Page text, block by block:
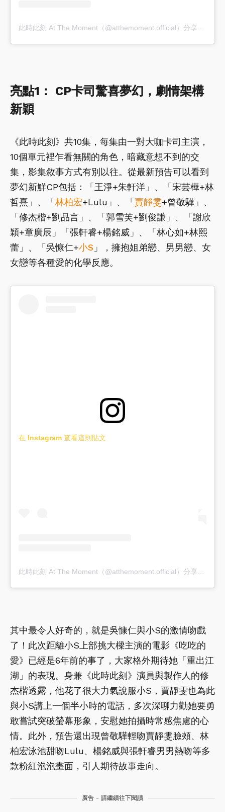
亮點1： CP卡司驚喜夢幻，劇情架構
新穎
《此時此刻》共10集，每集由一對大咖卡司主演，
10個單元裡乍看無關的角色，暗藏意想不到的交
集，影集敘事方式有別以往。從最新預告可以看到
夢幻新鮮CP包括：「王淨+朱軒洋」、「宋芸樺+林
哲熹」、「林柏宏+Lulu」、「賈靜雯+曾敬驊」、
「修杰楷+劉品言」、「郭雪芙+劉俊謙」、「謝欣
穎+章廣辰」「張軒睿+楊銘威」、「林心如+林熙
蕾」、「吳慷仁+小S 」，擁抱姐弟戀、男男戀、女
女戀等各種愛的化學反應。
在 Instagram 查看這則貼文
此時此刻 At The Moment（@atthemoment.official）分享的貼文
其中最令人好奇的，就是吳慷仁與小S的激情吻戲
了！此次距離小S上部挑大樑主演的電影《吃吃的
愛》已經是6年前的事了，大家格外期待她「重出江
湖」的表現。身兼《此時此刻》演員與製作人的修
杰楷透露，他花了很大力氣說服小S，賈靜雯也為此
與小S講上一個半小時的電話，多次深聊力勸她要勇
敢嘗試突破螢幕形象，安慰她拍攝時常感焦慮的心
情。此外，預告還出現曾敬驊輕吻賈靜雯臉頰、林
柏宏泳池甜吻Lulu、楊銘威與張軒睿男男熱吻等多
款粉紅泡泡畫面，引人期待故事走向。
廣告 - 請繼續往下閱讀